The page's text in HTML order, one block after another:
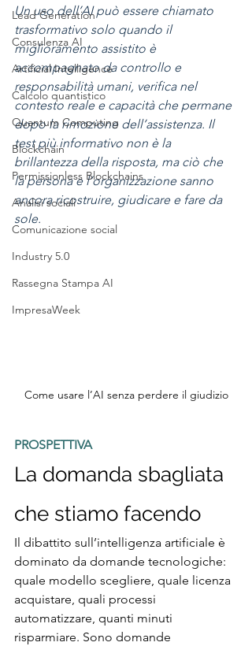
Lead Generation
Consulenza AI
Artificial Intelligence
Calcolo quantistico
Quantum Computing
Blockchain
Permissionless Blockchains
Analisi sociali
Comunicazione social
Industry 5.0
Rassegna Stampa AI
ImpresaWeek
Un uso dell’AI può essere chiamato
trasformativo solo quando il
miglioramento assistito è
accompagnato da controllo e
responsabilità umani, verifica nel
contesto reale e capacità che permane
dopo la rimozione dell’assistenza. Il
test più informativo non è la
brillantezza della risposta, ma ciò che
la persona e l’organizzazione sanno
ancora ricostruire, giudicare e fare da
sole.
Come usare l’AI senza perdere il giudizio
PROSPETTIVA
La domanda sbagliata
che stiamo facendo
Il dibattito sull’intelligenza artificiale è
dominato da domande tecnologiche:
quale modello scegliere, quale licenza
acquistare, quali processi
automatizzare, quanti minuti
risparmiare. Sono domande